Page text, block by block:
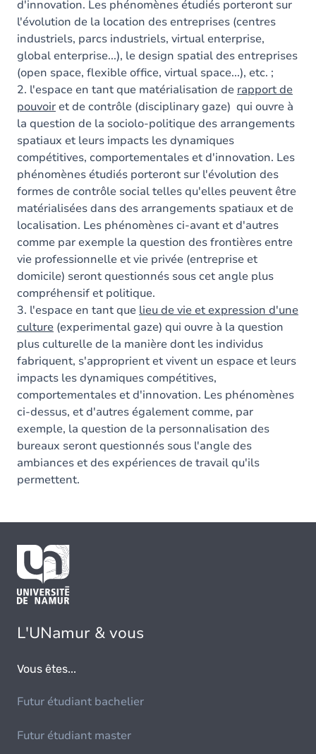
d'innovation. Les phénomènes étudiés porteront sur
l'évolution de la location des entreprises (centres
industriels, parcs industriels, virtual enterprise,
global enterprise...), le design spatial des entreprises
(open space, flexible office, virtual space...), etc. ;
2. l'espace en tant que matérialisation de rapport de
pouvoir et de contrôle (disciplinary gaze) qui ouvre à
la question de la sociolo-politique des arrangements
spatiaux et leurs impacts les dynamiques
compétitives, comportementales et d'innovation. Les
phénomènes étudiés porteront sur l'évolution des
formes de contrôle social telles qu'elles peuvent être
matérialisées dans des arrangements spatiaux et de
localisation. Les phénomènes ci-avant et d'autres
comme par exemple la question des frontières entre
vie professionnelle et vie privée (entreprise et
domicile) seront questionnés sous cet angle plus
compréhensif et politique.
3. l'espace en tant que lieu de vie et expression d'une
culture (experimental gaze) qui ouvre à la question
plus culturelle de la manière dont les individus
fabriquent, s'approprient et vivent un espace et leurs
impacts les dynamiques compétitives,
comportementales et d'innovation. Les phénomènes
ci-dessus, et d'autres également comme, par
exemple, la question de la personnalisation des
bureaux seront questionnés sous l'angle des
ambiances et des expériences de travail qu'ils
permettent.
L'UNamur & vous
Vous êtes...
Futur étudiant bachelier
Futur étudiant master